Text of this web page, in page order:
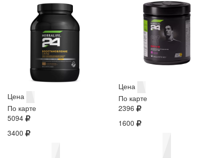
Цена
По карте
5094
3400
Цена
По карте
2396
1600